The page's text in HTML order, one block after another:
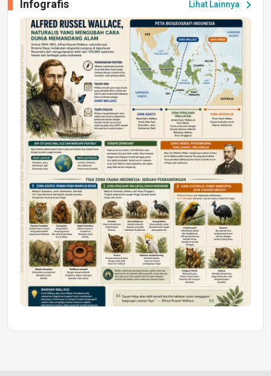
Peluang Kerja dan Magang
Jumat, 17 Jul 2026 22:30
DAERAH
Astra Motor Kalimantan Timur 2 Dukung
Mahasiswa Samarinda dalam Astra
Honda SDGs Future Leaders 2026
Jumat, 10 Jul 2026 19:01
Lihat Lainnya chevron_right
Infografis